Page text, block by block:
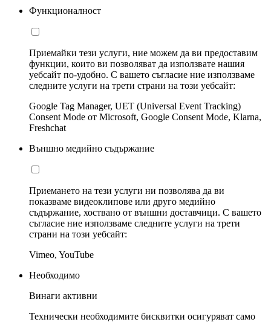
Функционалност
Приемайки тези услуги, ние можем да ви предоставим
функции, които ви позволяват да използвате нашия
уебсайт по-удобно. С вашето съгласие ние използваме
следните услуги на трети страни на този уебсайт:
Google Tag Manager, UET (Universal Event Tracking)
Consent Mode от Microsoft, Google Consent Mode, Klarna,
Freshchat
Външно медийно съдържание
Приемането на тези услуги ни позволява да ви
показваме видеоклипове или друго медийно
съдържание, хоствано от външни доставчици. С вашето
съгласие ние използваме следните услуги на трети
страни на този уебсайт:
Vimeo, YouTube
Необходимо
Винаги активни
Технически необходимите бисквитки осигуряват само